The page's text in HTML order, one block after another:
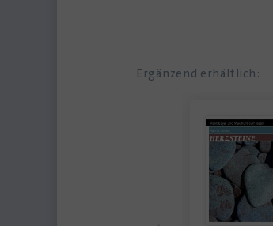
Ergänzend erhältlich: